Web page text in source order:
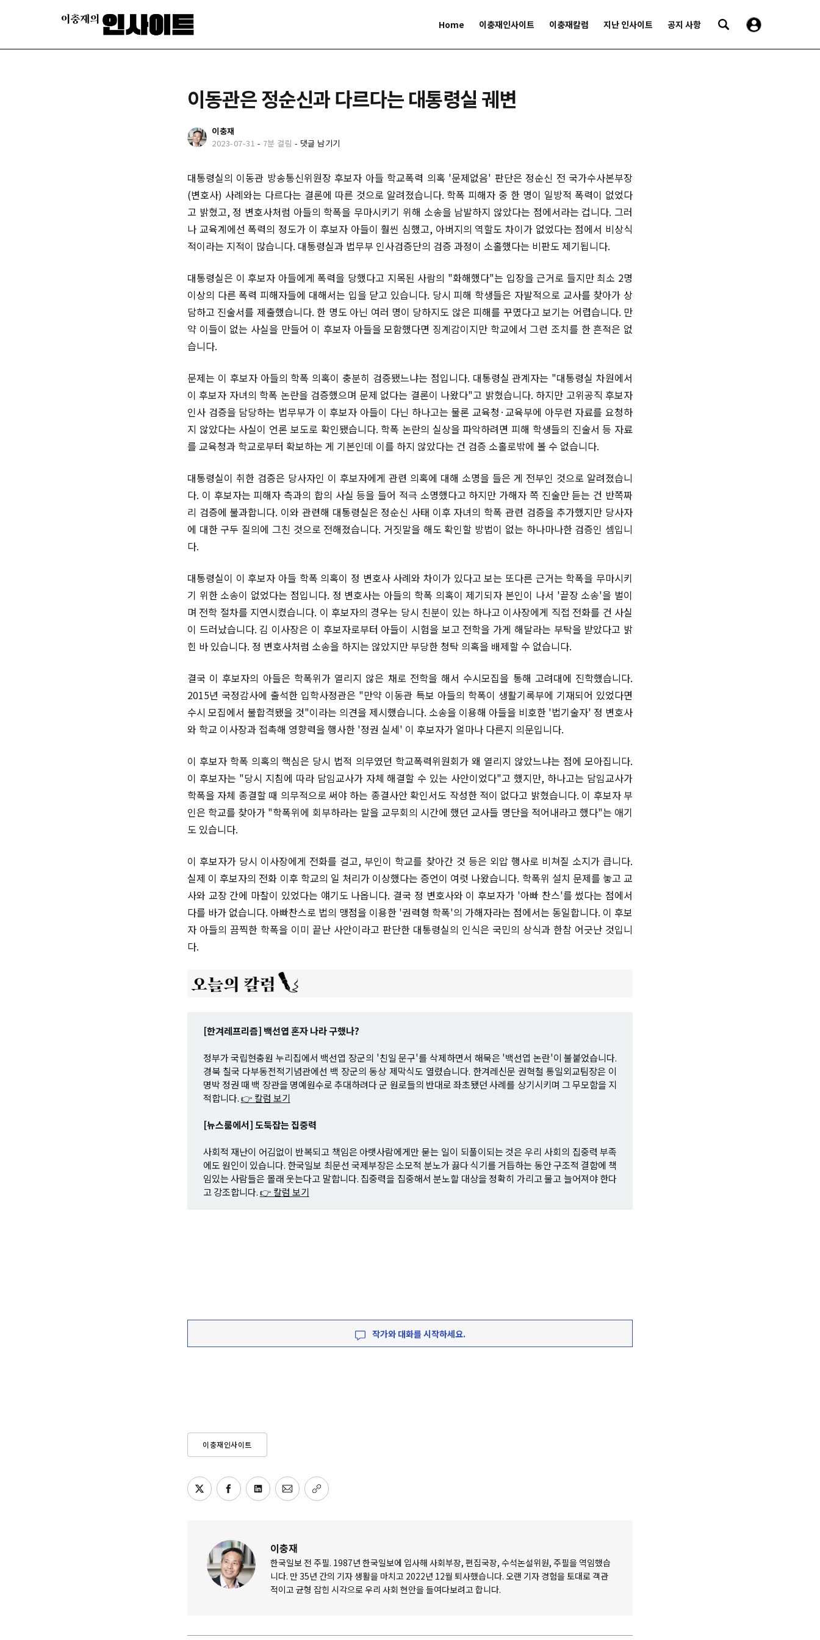
Home 이충재인사이트 이충재칼럼 지난 인사이트 공지 사항
이동관은 정순신과 다르다는 대통령실 궤변
이충재
2023-07-31 - 7분 걸림 - 댓글 남기기
대통령실의 이동관 방송통신위원장 후보자 아들 학교폭력 의혹 '문제없음' 판단은 정순신 전 국가수사본부장
(변호사) 사례와는 다르다는 결론에 따른 것으로 알려졌습니다. 학폭 피해자 중 한 명이 일방적 폭력이 없었다
고 밝혔고, 정 변호사처럼 아들의 학폭을 무마시키기 위해 소송을 남발하지 않았다는 점에서라는 겁니다. 그러
나 교육계에선 폭력의 정도가 이 후보자 아들이 훨씬 심했고, 아버지의 역할도 차이가 없었다는 점에서 비상식
적이라는 지적이 많습니다. 대통령실과 법무부 인사검증단의 검증 과정이 소홀했다는 비판도 제기됩니다.
대통령실은 이 후보자 아들에게 폭력을 당했다고 지목된 사람의 "화해했다"는 입장을 근거로 들지만 최소 2명
이상의 다른 폭력 피해자들에 대해서는 입을 닫고 있습니다. 당시 피해 학생들은 자발적으로 교사를 찾아가 상
담하고 진술서를 제출했습니다. 한 명도 아닌 여러 명이 당하지도 않은 피해를 꾸몄다고 보기는 어렵습니다. 만
약 이들이 없는 사실을 만들어 이 후보자 아들을 모함했다면 징계감이지만 학교에서 그런 조치를 한 흔적은 없
습니다.
문제는 이 후보자 아들의 학폭 의혹이 충분히 검증됐느냐는 점입니다. 대통령실 관계자는 "대통령실 차원에서
이 후보자 자녀의 학폭 논란을 검증했으며 문제 없다는 결론이 나왔다"고 밝혔습니다. 하지만 고위공직 후보자
인사 검증을 담당하는 법무부가 이 후보자 아들이 다닌 하나고는 물론 교육청·교육부에 아무런 자료를 요청하
지 않았다는 사실이 언론 보도로 확인됐습니다. 학폭 논란의 실상을 파악하려면 피해 학생들의 진술서 등 자료
를 교육청과 학교로부터 확보하는 게 기본인데 이를 하지 않았다는 건 검증 소홀로밖에 볼 수 없습니다.
대통령실이 취한 검증은 당사자인 이 후보자에게 관련 의혹에 대해 소명을 들은 게 전부인 것으로 알려졌습니
다. 이 후보자는 피해자 측과의 합의 사실 등을 들어 적극 소명했다고 하지만 가해자 쪽 진술만 듣는 건 반쪽짜
리 검증에 불과합니다. 이와 관련해 대통령실은 정순신 사태 이후 자녀의 학폭 관련 검증을 추가했지만 당사자
에 대한 구두 질의에 그친 것으로 전해졌습니다. 거짓말을 해도 확인할 방법이 없는 하나마나한 검증인 셈입니
다.
대통령실이 이 후보자 아들 학폭 의혹이 정 변호사 사례와 차이가 있다고 보는 또다른 근거는 학폭을 무마시키
기 위한 소송이 없었다는 점입니다. 정 변호사는 아들의 학폭 의혹이 제기되자 본인이 나서 '끝장 소송'을 벌이
며 전학 절차를 지연시켰습니다. 이 후보자의 경우는 당시 친분이 있는 하나고 이사장에게 직접 전화를 건 사실
이 드러났습니다. 김 이사장은 이 후보자로부터 아들이 시험을 보고 전학을 가게 해달라는 부탁을 받았다고 밝
힌 바 있습니다. 정 변호사처럼 소송을 하지는 않았지만 부당한 청탁 의혹을 배제할 수 없습니다.
결국 이 후보자의 아들은 학폭위가 열리지 않은 채로 전학을 해서 수시모집을 통해 고려대에 진학했습니다.
2015년 국정감사에 출석한 입학사정관은 "만약 이동관 특보 아들의 학폭이 생활기록부에 기재되어 있었다면
수시 모집에서 불합격됐을 것"이라는 의견을 제시했습니다. 소송을 이용해 아들을 비호한 '법기술자' 정 변호사
와 학교 이사장과 접촉해 영향력을 행사한 '정권 실세' 이 후보자가 얼마나 다른지 의문입니다.
이 후보자 학폭 의혹의 핵심은 당시 법적 의무였던 학교폭력위원회가 왜 열리지 않았느냐는 점에 모아집니다.
이 후보자는 "당시 지침에 따라 담임교사가 자체 해결할 수 있는 사안이었다"고 했지만, 하나고는 담임교사가
학폭을 자체 종결할 때 의무적으로 써야 하는 종결사안 확인서도 작성한 적이 없다고 밝혔습니다. 이 후보자 부
인은 학교를 찾아가 "학폭위에 회부하라는 말을 교무회의 시간에 했던 교사들 명단을 적어내라고 했다"는 애기
도 있습니다.
이 후보자가 당시 이사장에게 전화를 걸고, 부인이 학교를 찾아간 것 등은 외압 행사로 비쳐질 소지가 큽니다.
실제 이 후보자의 전화 이후 학교의 일 처리가 이상했다는 증언이 여럿 나왔습니다. 학폭위 설치 문제를 놓고 교
사와 교장 간에 마찰이 있었다는 얘기도 나옵니다. 결국 정 변호사와 이 후보자가 '아빠 찬스'를 썼다는 점에서
다를 바가 없습니다. 아빠찬스로 법의 맹점을 이용한 '권력형 학폭'의 가해자라는 점에서는 동일합니다. 이 후보
자 아들의 끔찍한 학폭을 이미 끝난 사안이라고 판단한 대통령실의 인식은 국민의 상식과 한참 어긋난 것입니
다.
[한겨레프리즘] 백선엽 혼자 나라 구했나?
정부가 국립현충원 누리집에서 백선엽 장군의 '친일 문구'를 삭제하면서 해묵은 '백선엽 논란'이 불붙었습니다.
경북 칠국 다부동전적기념관에선 백 장군의 동상 제막식도 열렸습니다. 한겨레신문 권혁철 통일외교팀장은 이
명박 정권 때 백 장관을 명예원수로 추대하려다 군 원로들의 반대로 좌초됐던 사례를 상기시키며 그 무모함을 지
적합니다.👉 칼럼 보기
[뉴스룸에서] 도둑잡는 집중력
사회적 재난이 어김없이 반복되고 책임은 아랫사람에게만 묻는 일이 되풀이되는 것은 우리 사회의 집중력 부족
에도 원인이 있습니다. 한국일보 최문선 국제부장은 소모적 분노가 끓다 식기를 거듭하는 동안 구조적 결함에 책
임있는 사람들은 몰래 웃는다고 말합니다. 집중력을 집중해서 분노할 대상을 정확히 가리고 물고 늘어져야 한다
고 강조합니다.👉 칼럼 보기
작가와 대화를 시작하세요.
이충재인사이트
이충재
한국일보 전 주필. 1987년 한국일보에 입사해 사회부장, 편집국장, 수석논설위원, 주필을 역임했습
니다. 만 35년 간의 기자 생활을 마치고 2022년 12월 퇴사했습니다. 오랜 기자 경험을 토대로 객관
적이고 균형 잡힌 시각으로 우리 사회 현안을 들여다보려고 합니다.